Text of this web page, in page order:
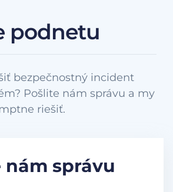
podnetu
bezpečnostný incident
Pošlite nám správu a my
riešiť.
nám správu